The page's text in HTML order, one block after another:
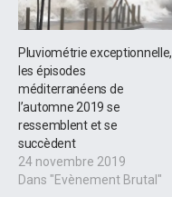
Pluviométrie exceptionnelle,
les épisodes
méditerranéens de
l’automne 2019 se
ressemblent et se
succèdent
24 novembre 2019
Dans "Evènement Brutal"